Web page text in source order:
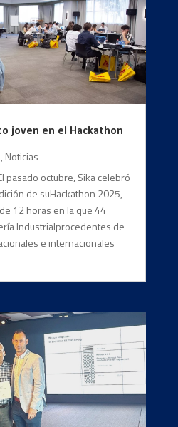
joven en el Hackathon
, Noticias
pasado octubre, Sika celebró
de suHackathon 2025,
12 horas en la que 44
Industrialprocedentes de
e internacionales